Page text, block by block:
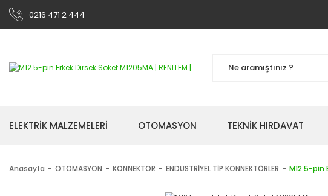
0216 471 2 444
ELEKTRİK MALZEMELERİ OTOMASYON TEKNİK HIRDAVAT
Anasayfa OTOMASYON KONNEKTÖR ENDÜSTRİYEL TİP KONNEKTÖRLER M12 5-pin